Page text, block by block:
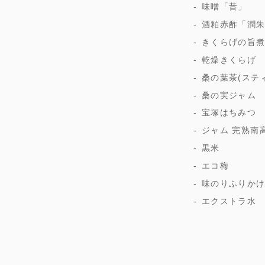
味噌「昔」
酒粕赤酢「潤朱
きくらげの旨煮
乾燥きくらげ
桑の葉茶(ステ
桑の実ジャム
宝塚はちみつ
ジャム 完熟南
黒米
エコ梅
味のりふりか
エクストラ水